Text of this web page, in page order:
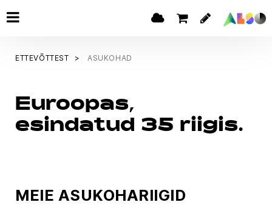
ETTEVÕTTEST ASUKOHAD
Euroopas,
esindatud 35 riigis.
MEIE ASUKOHARIIGID